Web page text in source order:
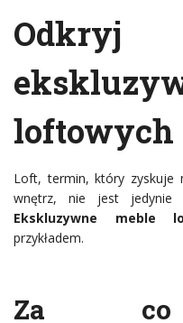
loftowych
Loft, termin, który zyskuje
wnętrz, nie jest jedynie
Ekskluzywne meble
przykładem.
Za co